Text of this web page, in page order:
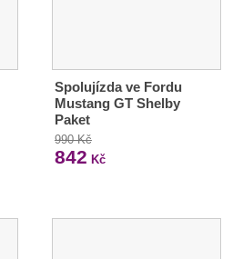
Spolujízda ve Fordu
Mustang GT Shelby
Paket
990 Kč
842 Kč